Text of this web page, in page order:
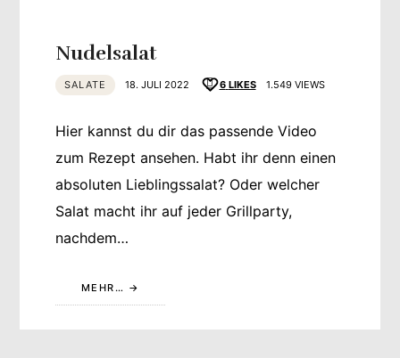
Nudelsalat
SALATE 18. JULI 2022 6 LIKES 1.549 VIEWS
Hier kannst du dir das passende Video
zum Rezept ansehen. Habt ihr denn einen
absoluten Lieblingssalat? Oder welcher
Salat macht ihr auf jeder Grillparty,
nachdem…
MEHR…